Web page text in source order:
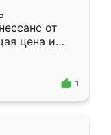
от
цена и
Приехавший
1